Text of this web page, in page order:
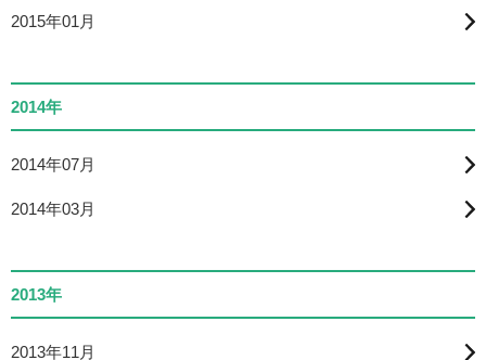
2015年01月
2014年
2014年07月
2014年03月
2013年
2013年11月